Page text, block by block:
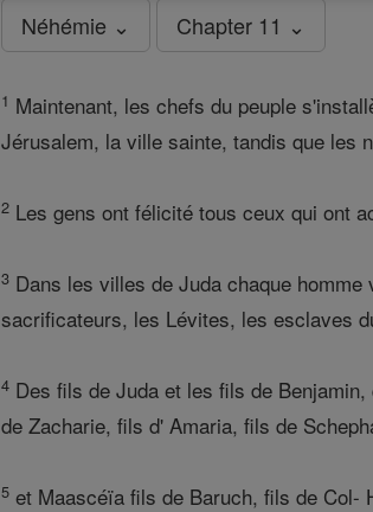
Néhémie ⌄ Chapter 11 ⌄
1 Maintenant, les chefs du peuple
Jérusalem, la ville sainte, tandis que les
2 Les gens ont félicité tous ceux qui ont
3 Dans les villes de Juda chaque
sacrificateurs, les Lévites, les esclaves
4 Des fils de Juda et les fils de
de Zacharie, fils d' Amaria, fils de
5 et Maascéïa fils de Baruch, fils de Col-